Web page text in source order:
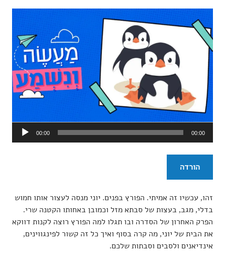
אודיו
00:00 00:00
הורדה
זהו, עכשיו זה אמיתי. הפורץ בפנים. יוני מנסה לעצור אותו חמוש
בדלי, מגב, בעצות של סבתא מזל וכמובן באחותו הקטנה שרי.
הפרק האחרון של הסדרה ובו תגלו למה הפורץ רוצה לקנות דווקא
את הבית של יוני, מה קרה בסוף ואיך כל זה קשור לפינגווינים,
אינדיאנים ולסבים וסבתות שלכם.